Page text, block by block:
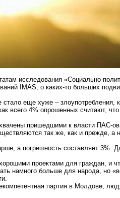
исследования «Социально-
IMAS, о каких-то больших
еще хуже – злоупотребления,
всего 4% опрошенных считают,
пришедшими к власти ПАС-
так же, как и прежде, а
а погрешность составляет 3%.
проектами для граждан, и
намного больше для народа, но
партия в Молдове,